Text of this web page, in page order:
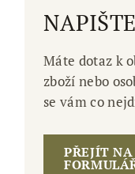
Máte dotaz k
zboží nebo
se vám co
PŘEJÍT